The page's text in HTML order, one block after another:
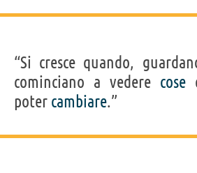
“Si cresce quando,
cominciano a vedere cose
poter cambiare.”